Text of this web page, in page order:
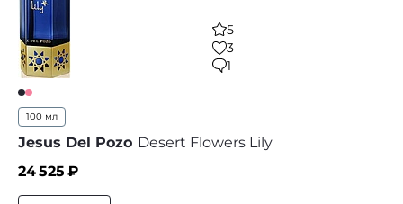
5
3
1
100 мл
Jesus Del Pozo Desert Flowers Lily
24 525 ₽